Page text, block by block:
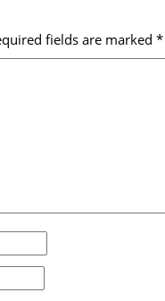
fields are marked *